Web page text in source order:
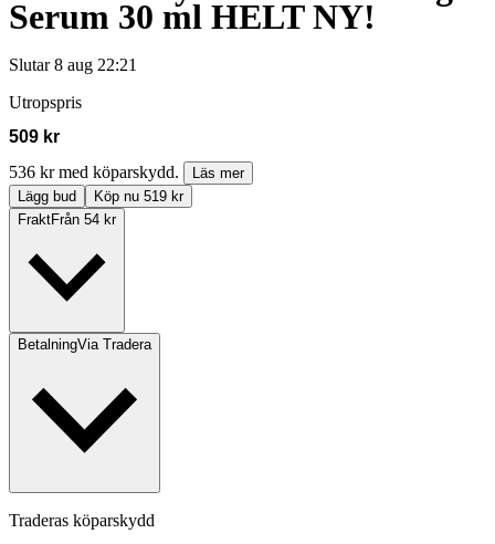
Serum 30 ml HELT NY!
Slutar 8 aug 22:21
Utropspris
509 kr
536 kr med köparskydd.
Läs mer
Lägg bud
Köp nu 519 kr
FraktFrån 54 kr
BetalningVia Tradera
Traderas köparskydd